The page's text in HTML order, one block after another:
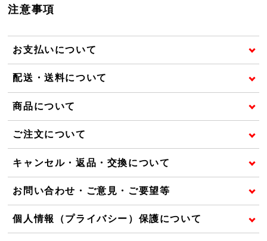
注意事項
お支払いについて
配送・送料について
商品について
ご注文について
キャンセル・返品・交換について
お問い合わせ・ご意見・ご要望等
個人情報（プライバシー）保護について